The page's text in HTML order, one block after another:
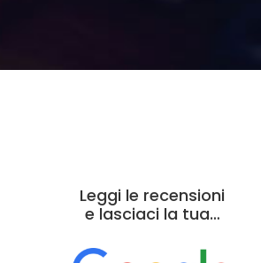
Leggi le recensioni
e lasciaci la tua…